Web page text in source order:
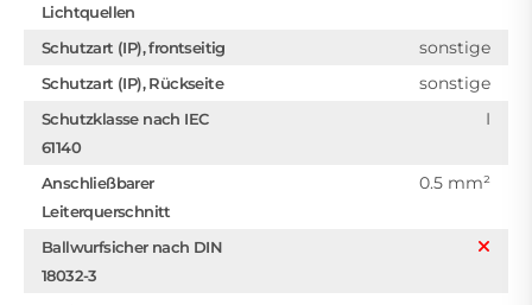
Lichtquellen
Schutzart (IP), frontseitig sonstige
Schutzart (IP), Rückseite sonstige
Schutzklasse nach IEC
61140
I
Anschließbarer
Leiterquerschnitt
0.5 mm²
Ballwurfsicher nach DIN
18032-3